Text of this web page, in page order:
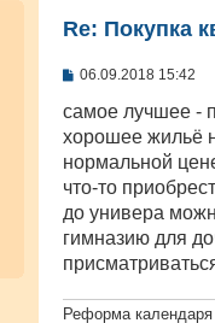
Re: Покупка
С
о
щ
е
и
е
06.09.2018 15:42
самое лучшее -
хорошее жильё
нормальной
что-то
до универа
гимназию для
Реформа